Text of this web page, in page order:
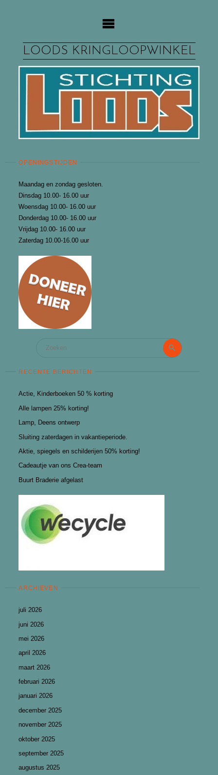
LOODS KRINGLOOPWINKEL
OPENINGSTIJDEN
Maandag en zondag gesloten.
Dinsdag 10.00- 16.00 uur
Woensdag 10.00- 16.00 uur
Donderdag 10.00- 16.00 uur
Vrijdag 10.00- 16.00 uur
Zaterdag 10.00-16.00 uur
Zoeken
RECENTE BERICHTEN
Actie, Kinderboeken 50 % korting
Alle lampen 25% korting!
Lamp, Deens ontwerp
Sluiting zaterdagen in vakantieperiode.
Aktie, spiegels en schilderijen 50% korting!
Cadeautje van ons Crea-team
Buurt Braderie afgelast
ARCHIEVEN
juli 2026
juni 2026
mei 2026
april 2026
maart 2026
februari 2026
januari 2026
december 2025
november 2025
oktober 2025
september 2025
augustus 2025